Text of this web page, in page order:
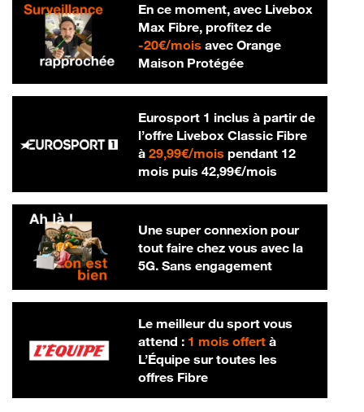
En ce moment, avec Livebox
Max Fibre, profitez de
-20€/mois20 € par mois
avec Orange
Maison Protégée
Eurosport 1 inclus à partir de
l’offre Livebox Classic Fibre
à 29,99€/mois29,99 € par mois
pendant 12
mois puis 42,99€/mois42,99 € par
Une super connexion pour
tout faire chez vous avec la
5G. Sans engagement
Le meilleur du sport vous
attend : 1 mois offertà
L’Équipe sur toutes les
offres Fibre